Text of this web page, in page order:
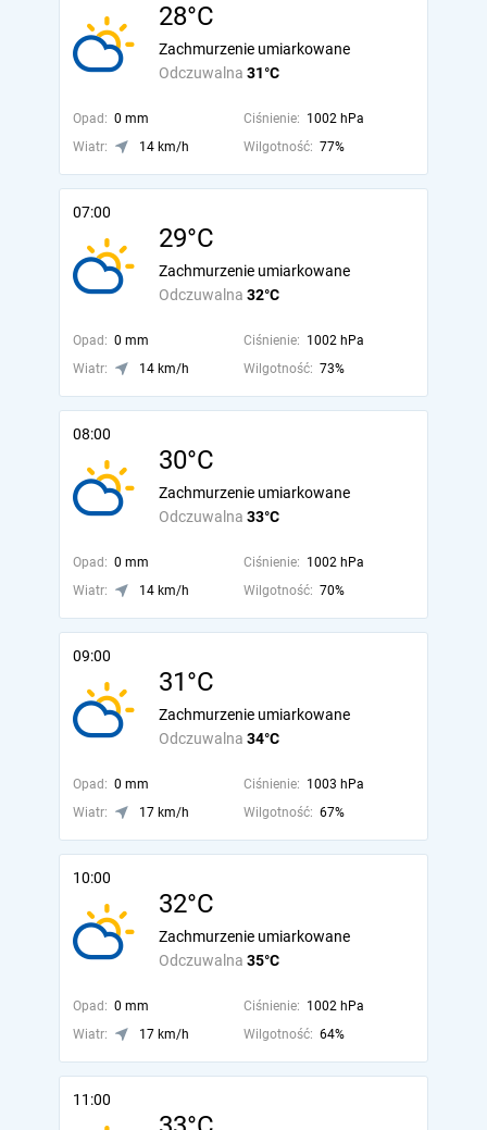
28°C
Odczuwalna 31°C
Zachmurzenie umiarkowane
Opad: 0 mm Ciśnienie: 1002 hPa
Wiatr:
14 km/h Wilgotność: 77%
07:00
29°C
Odczuwalna 32°C
Zachmurzenie umiarkowane
Opad: 0 mm Ciśnienie: 1002 hPa
Wiatr:
14 km/h Wilgotność: 73%
08:00
30°C
Odczuwalna 33°C
Zachmurzenie umiarkowane
Opad: 0 mm Ciśnienie: 1002 hPa
Wiatr:
14 km/h Wilgotność: 70%
09:00
31°C
Odczuwalna 34°C
Zachmurzenie umiarkowane
Opad: 0 mm Ciśnienie: 1003 hPa
Wiatr:
17 km/h Wilgotność: 67%
10:00
32°C
Odczuwalna 35°C
Zachmurzenie umiarkowane
Opad: 0 mm Ciśnienie: 1002 hPa
Wiatr:
17 km/h Wilgotność: 64%
11:00